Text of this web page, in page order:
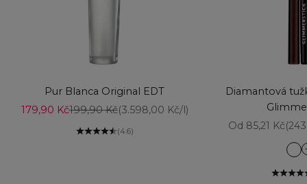
Pur Blanca Original EDT
Prodejní cena
179,90 KčBěžná cena
199,90 Kč(3.598,00 Kč/l)
(4.6)
Diamantová
Prodejní cena
Od 85,21 Kč